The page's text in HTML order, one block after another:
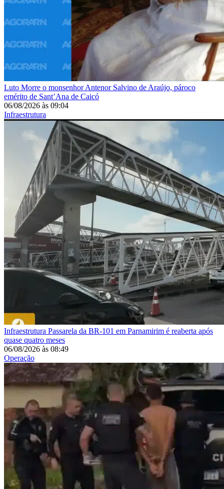
Luto Morre o monsenhor Antenor Salvino de Araújo, pároco
emérito de Sant’Ana de Caicó
06/08/2026 às 09:04
Infraestrutura
Infraestrutura Passarela da BR-101 em Parnamirim é reaberta após
quase quatro meses
06/08/2026 às 08:49
Operação